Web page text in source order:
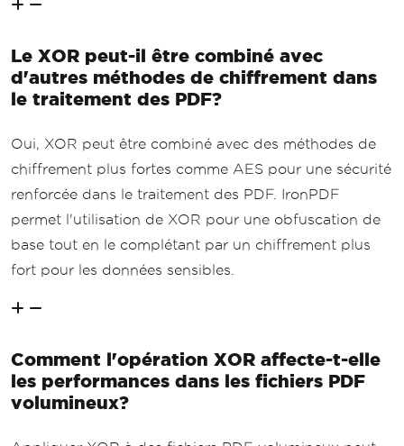
Le XOR peut-il être combiné avec
d'autres méthodes de chiffrement dans
le traitement des PDF?
Oui, XOR peut être combiné avec des méthodes de
chiffrement plus fortes comme AES pour une sécurité
renforcée dans le traitement des PDF. IronPDF
permet l'utilisation de XOR pour une obfuscation de
base tout en le complétant par un chiffrement plus
fort pour les données sensibles.
Comment l'opération XOR affecte-t-elle
les performances dans les fichiers PDF
volumineux?